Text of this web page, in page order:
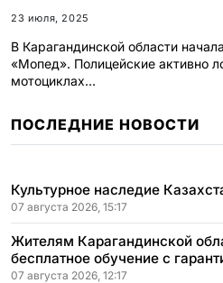
23 июля, 2025
В Карагандинской области
«Мопед». Полицейские активно
мотоциклах…
ПОСЛЕДНИЕ НОВОСТИ
Культурное наследие
07 августа 2026, 15:17
Жителям Карагандинской
бесплатное обучение с
07 августа 2026, 12:17